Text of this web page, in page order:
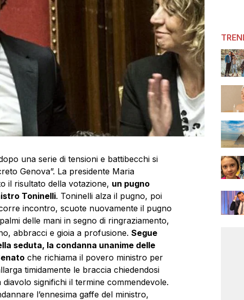
una serie di tensioni e battibecchi si
Genova”. La presidente Maria
il risultato della votazione, un pugno
Toninelli. Toninelli alza il pugno, poi
incontro, scuote nuovamente il pugno
delle mani in segno di ringraziamento,
abbracci e gioia a profusione. Segue
seduta, la condanna unanime delle
che richiama il povero ministro per
timidamente le braccia chiedendosi
significhi il termine commendevole.
l’ennesima gaffe del ministro,